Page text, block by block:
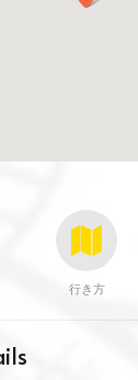
行き方